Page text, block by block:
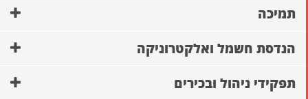
תמיכה
הנדסת חשמל ואלקטרוניקה
תפקידי ניהול ובכירים